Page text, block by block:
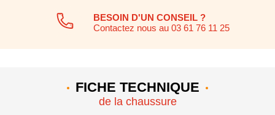
BESOIN D'UN CONSEIL ?
Contactez nous au 03 61 76 11 25
FICHE TECHNIQUE
de la chaussure